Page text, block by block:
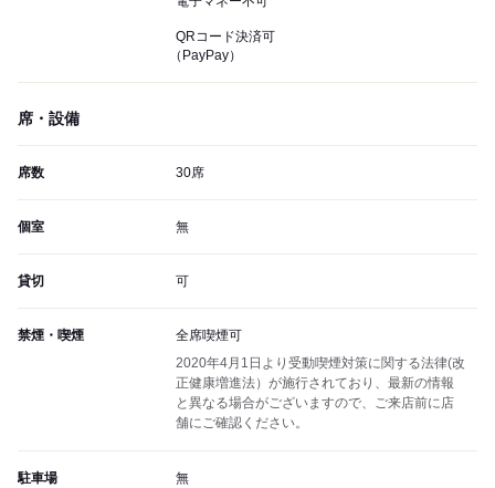
QRコード決済可
（PayPay）
席・設備
席数 30席
個室 無
貸切 可
禁煙・喫煙
全席喫煙可
2020年4月1日より受動喫煙対策に関する法律(改
正健康増進法）が施行されており、最新の情報
と異なる場合がございますので、ご来店前に店
舗にご確認ください。
駐車場 無